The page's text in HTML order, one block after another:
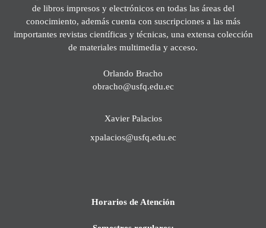
de libros impresos y electrónicos en todas las áreas del
conocimiento, además cuenta con suscripciones a las más
importantes revistas científicas y técnicas, una extensa colección
de materiales multimedia y acceso.
Orlando Bracho
obracho@usfq.edu.ec
Xavier Palacios
xpalacios@usfq.edu.ec
Horarios de Atención